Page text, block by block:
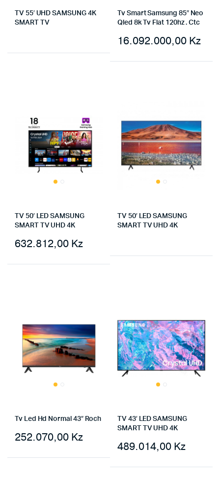
TV 55′ UHD SAMSUNG 4K
SMART TV
Tv Smart Samsung 85″ Neo
Qled 8k Tv Flat 120hz . Ctc
16.092.000,00 Kz
TV 50′ LED SAMSUNG
SMART TV UHD 4K
632.812,00 Kz
TV 50′ LED SAMSUNG
SMART TV UHD 4K
Tv Led Hd Normal 43″ Roch
252.070,00 Kz
TV 43′ LED SAMSUNG
SMART TV UHD 4K
489.014,00 Kz